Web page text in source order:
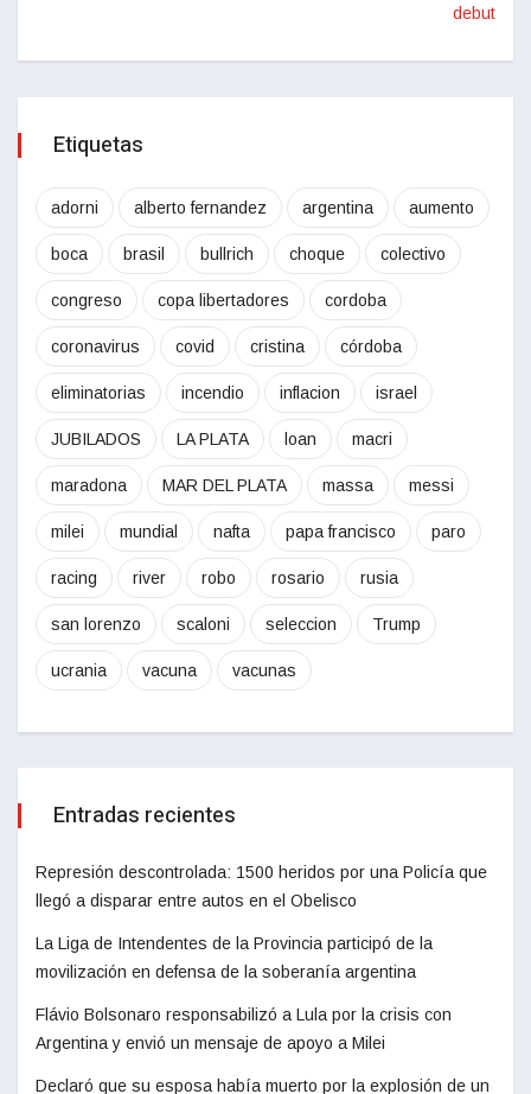
debut
Etiquetas
adorni alberto fernandez argentina aumento
boca brasil bullrich choque colectivo
congreso copa libertadores cordoba
coronavirus covid cristina córdoba
eliminatorias incendio inflacion israel
JUBILADOS LA PLATA loan macri
maradona MAR DEL PLATA massa messi
milei mundial nafta papa francisco paro
racing river robo rosario rusia
san lorenzo scaloni seleccion Trump
ucrania vacuna vacunas
Entradas recientes
Represión descontrolada: 1500 heridos por una Policía que
llegó a disparar entre autos en el Obelisco
La Liga de Intendentes de la Provincia participó de la
movilización en defensa de la soberanía argentina
Flávio Bolsonaro responsabilizó a Lula por la crisis con
Argentina y envió un mensaje de apoyo a Milei
Declaró que su esposa había muerto por la explosión de un